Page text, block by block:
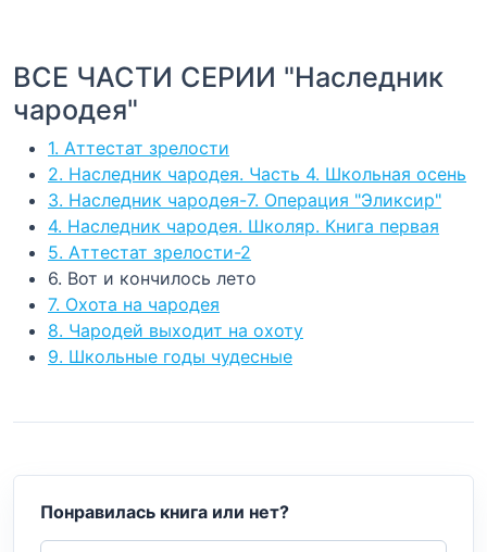
ВСЕ ЧАСТИ СЕРИИ "Наследник
чародея"
1. Аттестат зрелости
2. Наследник чародея. Часть 4. Школьная осень
3. Наследник чародея-7. Операция "Эликсир"
4. Наследник чародея. Школяр. Книга первая
5. Аттестат зрелости-2
6. Вот и кончилось лето
7. Охота на чародея
8. Чародей выходит на охоту
9. Школьные годы чудесные
Понравилась книга или нет?